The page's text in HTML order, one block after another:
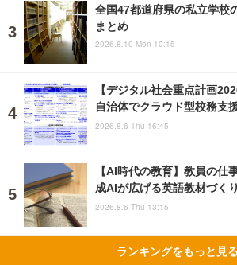
全国47都道府県の私立学校
まとめ
2026.8.10 Mon 10:15
【デジタル社会重点計画
自治体でクラウド型校務支
2026.8.6 Thu 16:45
【AI時代の教育】教員の
成AIが広げる英語教材づく
2026.8.6 Thu 13:15
ランキングをもっと見る